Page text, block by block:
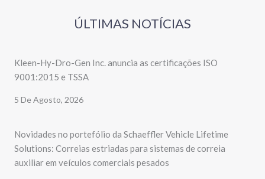
ÚLTIMAS NOTÍCIAS
Kleen-Hy-Dro-Gen Inc. anuncia as certificações ISO
9001:2015 e TSSA
5 De Agosto, 2026
Novidades no portefólio da Schaeffler Vehicle Lifetime
Solutions: Correias estriadas para sistemas de correia
auxiliar em veículos comerciais pesados